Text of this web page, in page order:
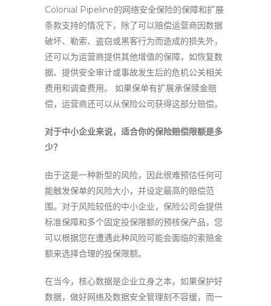
Colonial Pipeline的网络安全保险的保障和扩展
条款支持的情况下，除了可以赔偿运营商因数据
破坏、勒索、盗窃或黑客行为而造成的损失外，
还可以为运营商提供其他增值的保障，如恢复数
据、提供安全审计或事故发生后的危机公关相关
费用和调查费用。 如果保单有扩展承保赎金赔
偿，运营商还可以从保险公司获得这部分赔偿。
对于中小企业来说，适合你的保险赔偿限额是多
少？
由于这是一种新型的风险，因此很难预估任何可
能触发保单的风险大小，并设定最高的赔偿范
围。对于风险较低的中小企业，保险公司会提供
标准保障和多个固定投保限额的预核保产品，您
可以根据您在遭遇此种风险可能会面临的索赔金
额来选择合理的投保限额。
在当今，核心数据是企业立身之本，如果保护好
数据，做好网络及数据安全管理刻不容缓，而一